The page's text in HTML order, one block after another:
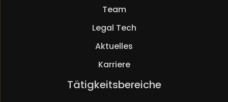
Team
Legal Tech
Aktuelles
Karriere
Tätigkeitsbereiche